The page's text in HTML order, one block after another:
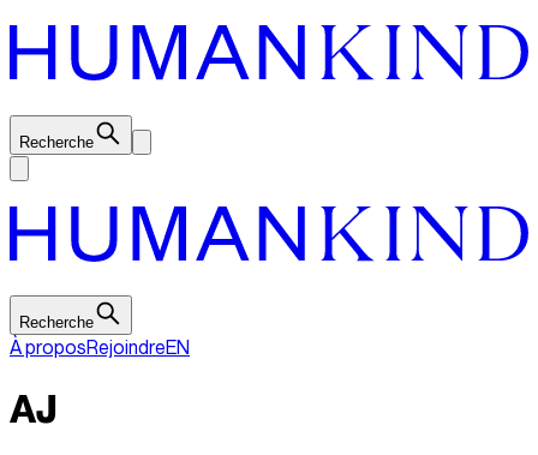
Recherche
Recherche
À proposRejoindreEN
AJ